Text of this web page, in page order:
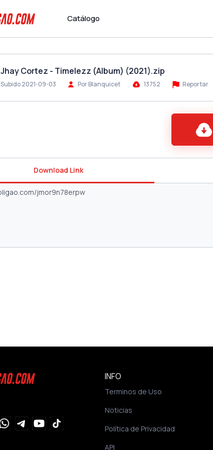
Catálogo
Jhay Cortez - Timelezz (Album) (2021).zip
Subido 2021-09-03 Por Blanquicet 13752 Reportar
Download Link
INFO
Terminos de Uso
Noticias
Política de Privacidad
API